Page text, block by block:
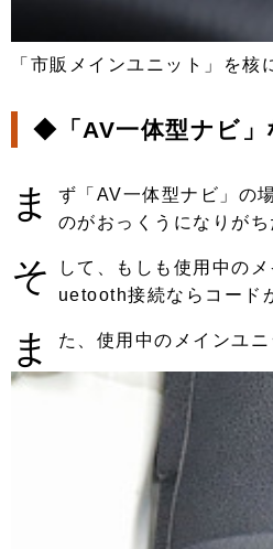
「市販メインユニット」を
◆「AV一体型ナビ」
ま
ず「AV一体型ナビ」の
のがおっくうになりが
そ
して、もしも使用中の
uetooth接続ならコード
ま た、使用中のメインユ